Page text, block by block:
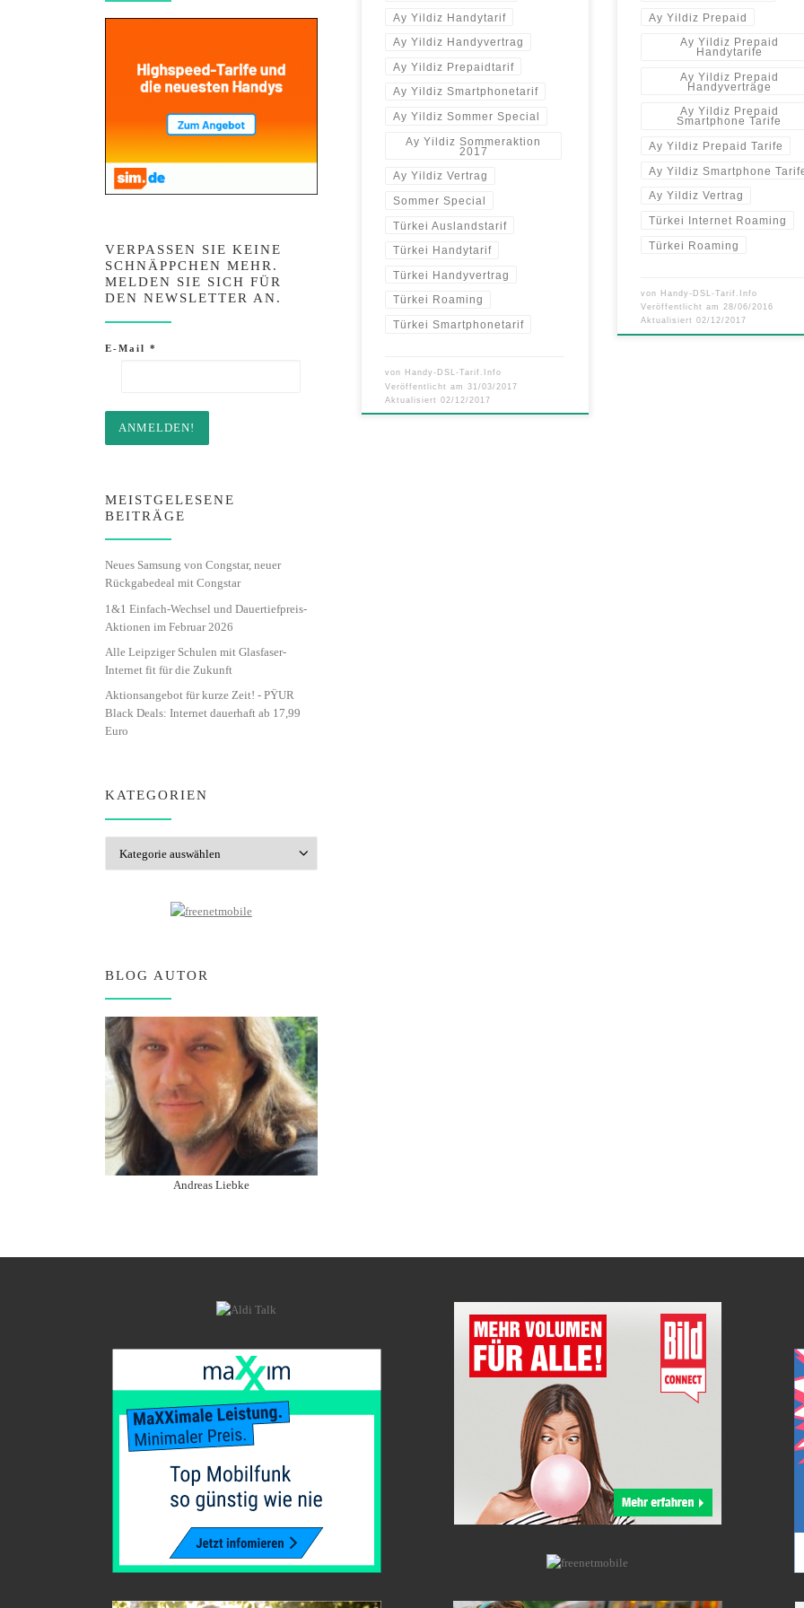
Ay Yildiz Handytarif
Ay Yildiz Handyvertrag
Ay Yildiz Prepaidtarif
Ay Yildiz Smartphonetarif
Ay Yildiz Sommer Special
Ay Yildiz Sommeraktion
2017
Ay Yildiz Vertrag
Sommer Special
Türkei Auslandstarif
Türkei Handytarif
Türkei Handyvertrag
Türkei Roaming
Türkei Smartphonetarif
von Handy-DSL-Tarif.Info
Veröffentlicht am31/03/2017
Aktualisiert02/12/2017
Ay Yildiz Prepaid
Ay Yildiz Prepaid
Handytarife
Ay Yildiz Prepaid
Handyverträge
Ay Yildiz Prepaid
Smartphone Tarife
Ay Yildiz Prepaid Tarife
Ay Yildiz Smartphone
Ay Yildiz Vertrag
Türkei Internet Roaming
Türkei Roaming
von Handy-DSL-Tarif.Info
Veröffentlicht am28/06/2016
Aktualisiert02/12/2017
VERPASSEN SIE KEINE
SCHNÄPPCHEN MEHR.
MELDEN SIE SICH FÜR
DEN NEWSLETTER AN.
E-Mail *
MEISTGELESENE
BEITRÄGE
Neues Samsung von Congstar, neuer
Rückgabedeal mit Congstar
1&1 Einfach-Wechsel und Dauertiefpreis-
Aktionen im Februar 2026
Alle Leipziger Schulen mit Glasfaser-
Internet fit für die Zukunft
Aktionsangebot für kurze Zeit! - PŸUR
Black Deals: Internet dauerhaft ab 17,99
Euro
KATEGORIEN
BLOG AUTOR
Andreas Liebke